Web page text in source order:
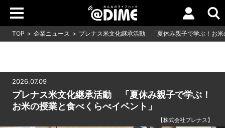
TOP 企業ニュース プレナス米文化継承活動 「夏休み親子で学ぶ！お
2026.07.09
プレナス米文化継承活動 「夏休み親子で学ぶ！
お米の授業と食べくらべイベント」
【株式会社プレナス】